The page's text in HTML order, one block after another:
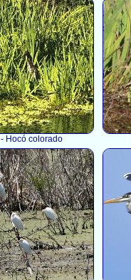
- Hocó colorado